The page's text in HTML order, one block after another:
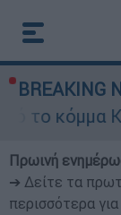
BREAKING
Πρωινή
➔ Δείτε τα
περισσότερα